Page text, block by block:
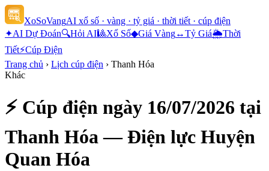
XoSoVangAI xổ số · vàng · tỷ giá · thời tiết · cúp điện
✦AI Dự Đoán🔍Hỏi AI🎱Xổ Số◆Giá Vàng↔Tỷ Giá🌦Thời
Tiết⚡Cúp Điện
Trang chủ › Lịch cúp điện › Thanh Hóa
Khác
⚡ Cúp điện ngày 16/07/2026 tại
Thanh Hóa — Điện lực Huyện
Quan Hóa